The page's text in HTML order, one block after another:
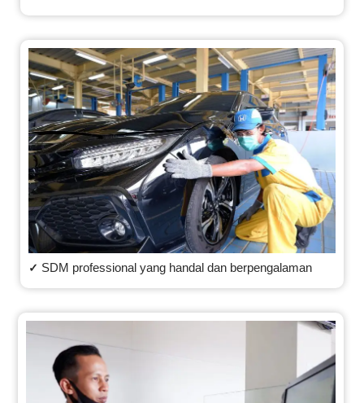
✓ SDM professional yang handal dan berpengalaman